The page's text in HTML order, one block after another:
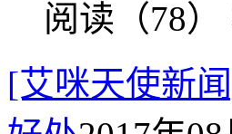
阅读（78）
[艾咪天使新